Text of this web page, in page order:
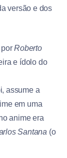
versão e dos
porRoberto
e ídolo do
assume a
em uma
anime era
Santana (o